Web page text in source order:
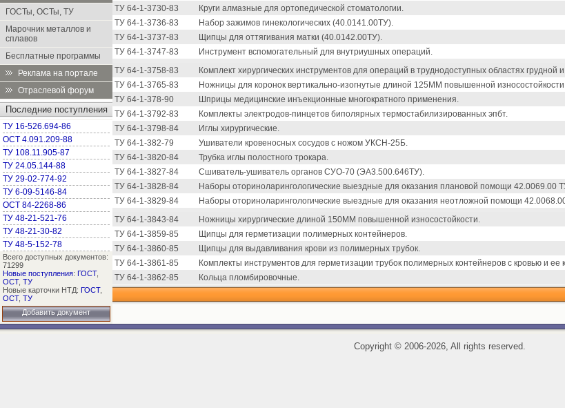
ГОСТы, ОСТы, ТУ
Марочник металлов и
сплавов
Бесплатные программы
Реклама на портале
Отраслевой форум
Последние поступления
ТУ 16-526.694-86
ОСТ 4.091.209-88
ТУ 108.11.905-87
ТУ 24.05.144-88
ТУ 29-02-774-92
ТУ 6-09-5146-84
ОСТ 84-2268-86
ТУ 48-21-521-76
ТУ 48-21-30-82
ТУ 48-5-152-78
Всего доступных документов:
71299
Новые поступления: ГОСТ,
ОСТ, ТУ
Новые карточки НТД: ГОСТ,
ОСТ, ТУ
Добавить документ
ТУ 64-1-3730-83
Круги алмазные для ортопедической стоматологии.
ТУ 64-1-3736-83
Набор зажимов гинекологических (40.0141.00ТУ).
ТУ 64-1-3737-83
Щипцы для оттягивания матки (40.0142.00ТУ).
ТУ 64-1-3747-83
Инструмент вспомогательный для внутриушных операций.
ТУ 64-1-3758-83
Комплект хирургических инструментов для операций в труднодоступных областях грудной
ТУ 64-1-3765-83
Ножницы для коронок вертикально-изогнутые длиной 125ММ повышенной
ТУ 64-1-378-90
Шприцы медицинские инъекционные многократного применения.
ТУ 64-1-3792-83
Комплекты электродов-пинцетов биполярных термостабилизированных эпбт.
ТУ 64-1-3798-84
Иглы хирургические.
ТУ 64-1-382-79
Ушиватели кровеносных сосудов с ножом УКСН-25Б.
ТУ 64-1-3820-84
Трубка иглы полостного трокара.
ТУ 64-1-3827-84
Сшиватель-ушиватель органов СУО-70 (ЭА3.500.646ТУ).
ТУ 64-1-3828-84
Наборы оториноларингологические выездные для оказания плановой помощи 42.0069.00
ТУ 64-1-3829-84
Наборы оториноларингологические выездные для оказания неотложной помощи
ТУ 64-1-3843-84
Ножницы хирургические длиной 150ММ повышенной износостойкости.
ТУ 64-1-3859-85
Щипцы для герметизации полимерных контейнеров.
ТУ 64-1-3860-85
Щипцы для выдавливания крови из полимерных трубок.
ТУ 64-1-3861-85
Комплекты инструментов для герметизации трубок полимерных контейнеров с кровью и ее
ТУ 64-1-3862-85
Кольца пломбировочные.
Copyright ©2006-2026, All rights reserved.